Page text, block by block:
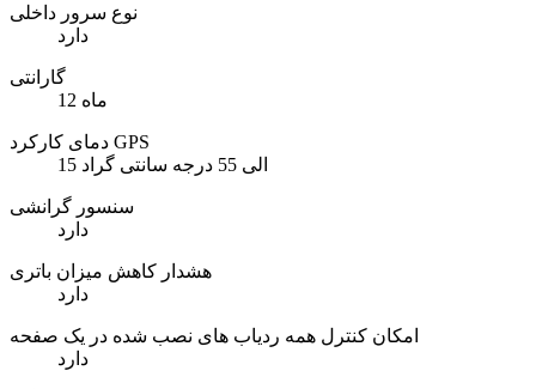
نوع سرور داخلی
دارد
گارانتی
12 ماه
دمای کارکرد GPS
15 الی 55 درجه سانتی گراد
سنسور گرانشی
دارد
هشدار کاهش میزان باتری
دارد
امکان کنترل همه ردیاب های نصب شده در یک صفحه
دارد